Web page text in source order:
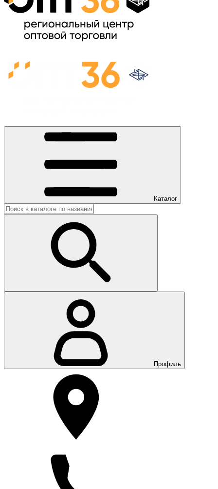
Каталог
Профиль